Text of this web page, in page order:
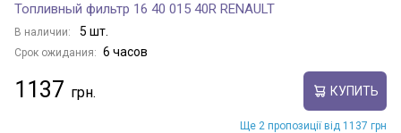
Топливный фильтр 16 40 015 40R RENAULT
В наличии: 5 шт.
Срок ожидания: 6 часов
1137 КУПИТЬ
Ще 2 пропозиції від 1137 грн